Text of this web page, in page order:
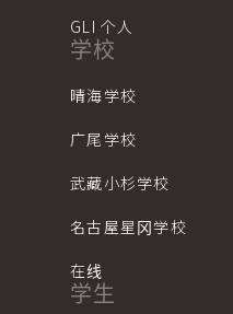
GLI 个人
学校
晴海学校
广尾学校
武藏小杉学校
名古屋星冈学校
在线
学生